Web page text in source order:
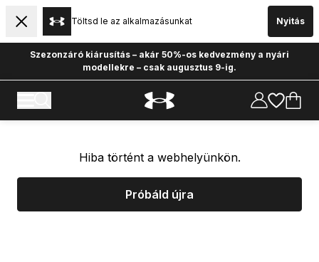
Töltsd le az alkalmazásunkat Nyitás
Szezonzáró kiárusítás – akár 50%-os kedvezmény a nyári
modellekre – csak augusztus 9-ig.
Hiba történt a webhelyünkön.
Próbáld újra